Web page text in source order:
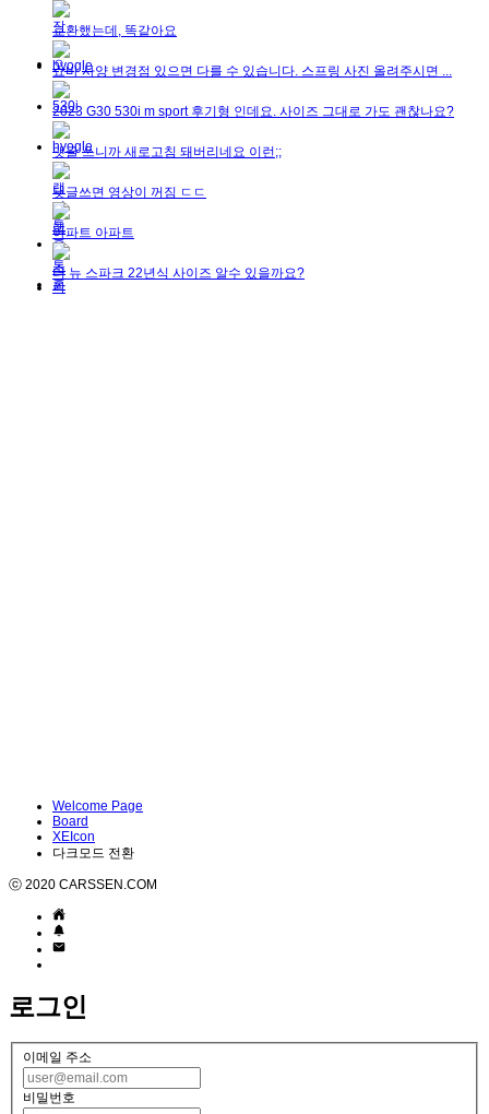
교환했는데, 똑같아요
쇼바 사양 변경점 있으면 다를 수 있습니다. 스프링 사진 올려주시면 ...
2023 G30 530i m sport 후기형 인데요. 사이즈 그대로 가도 괜찮나요?
댓글 쓰니까 새로고침 돼버리네요 이런;;
댓글쓰면 영상이 꺼짐 ㄷㄷ
아파트 아파트
더 뉴 스파크 22년식 사이즈 알수 있을까요?
Welcome Page
Board
XEIcon
다크모드 전환
ⓒ 2020 CARSSEN.COM
로그인
이메일 주소
비밀번호